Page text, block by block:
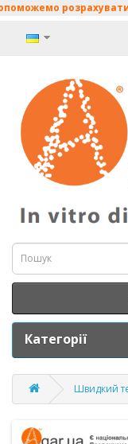
розрахувати
Категорії
Швидкий